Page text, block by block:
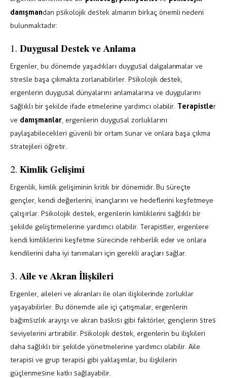
danışmandan psikolojik destek almanın birkaç önemli nedeni
bulunmaktadır:
1. Duygusal Destek ve Anlama
Ergenler, bu dönemde yaşadıkları duygusal dalgalanmalar ve
stresle başa çıkmakta zorlanabilirler. Psikolojik destek,
ergenlerin duygusal dünyalarını anlamalarına ve duygularını
sağlıklı bir şekilde ifade etmelerine yardımcı olabilir. Terapistler
ve danışmanlar, ergenlerin duygusal zorluklarını
paylaşabilecekleri güvenli bir ortam sunar ve onlara başa çıkma
stratejileri öğretir.
2. Kimlik Gelişimi
Ergenlik, kimlik gelişiminin kritik bir dönemidir. Bu süreçte
gençler, kendi değerlerini, inançlarını ve hedeflerini keşfetmeye
çalışırlar. Psikolojik destek, ergenlerin kimliklerini sağlıklı bir
şekilde geliştirmelerine yardımcı olabilir. Terapistler, ergenlere
kendi kimliklerini keşfetme sürecinde rehberlik eder ve onlara
kendilerini daha iyi tanımaları için gerekli araçları sağlar.
3. Aile ve Akran İlişkileri
Ergenler, aileleri ve akranları ile olan ilişkilerinde zorluklar
yaşayabilirler. Bu dönemde aile içi çatışmalar, ergenlerin
bağımsızlık arayışı ve akran baskısı gibi faktörler, gençlerin stres
seviyelerini artırabilir. Psikolojik destek, ergenlerin bu ilişkileri
daha sağlıklı bir şekilde yönetmelerine yardımcı olabilir. Aile
terapisi ve grup terapisi gibi yaklaşımlar, bu ilişkilerin
güçlenmesine katkı sağlayabilir.